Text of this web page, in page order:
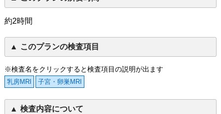
約2時間
このプランの検査項目
※検査名をクリックすると検査項目の説明が出ます
乳房MRI 子宮・卵巣MRI
検査内容について